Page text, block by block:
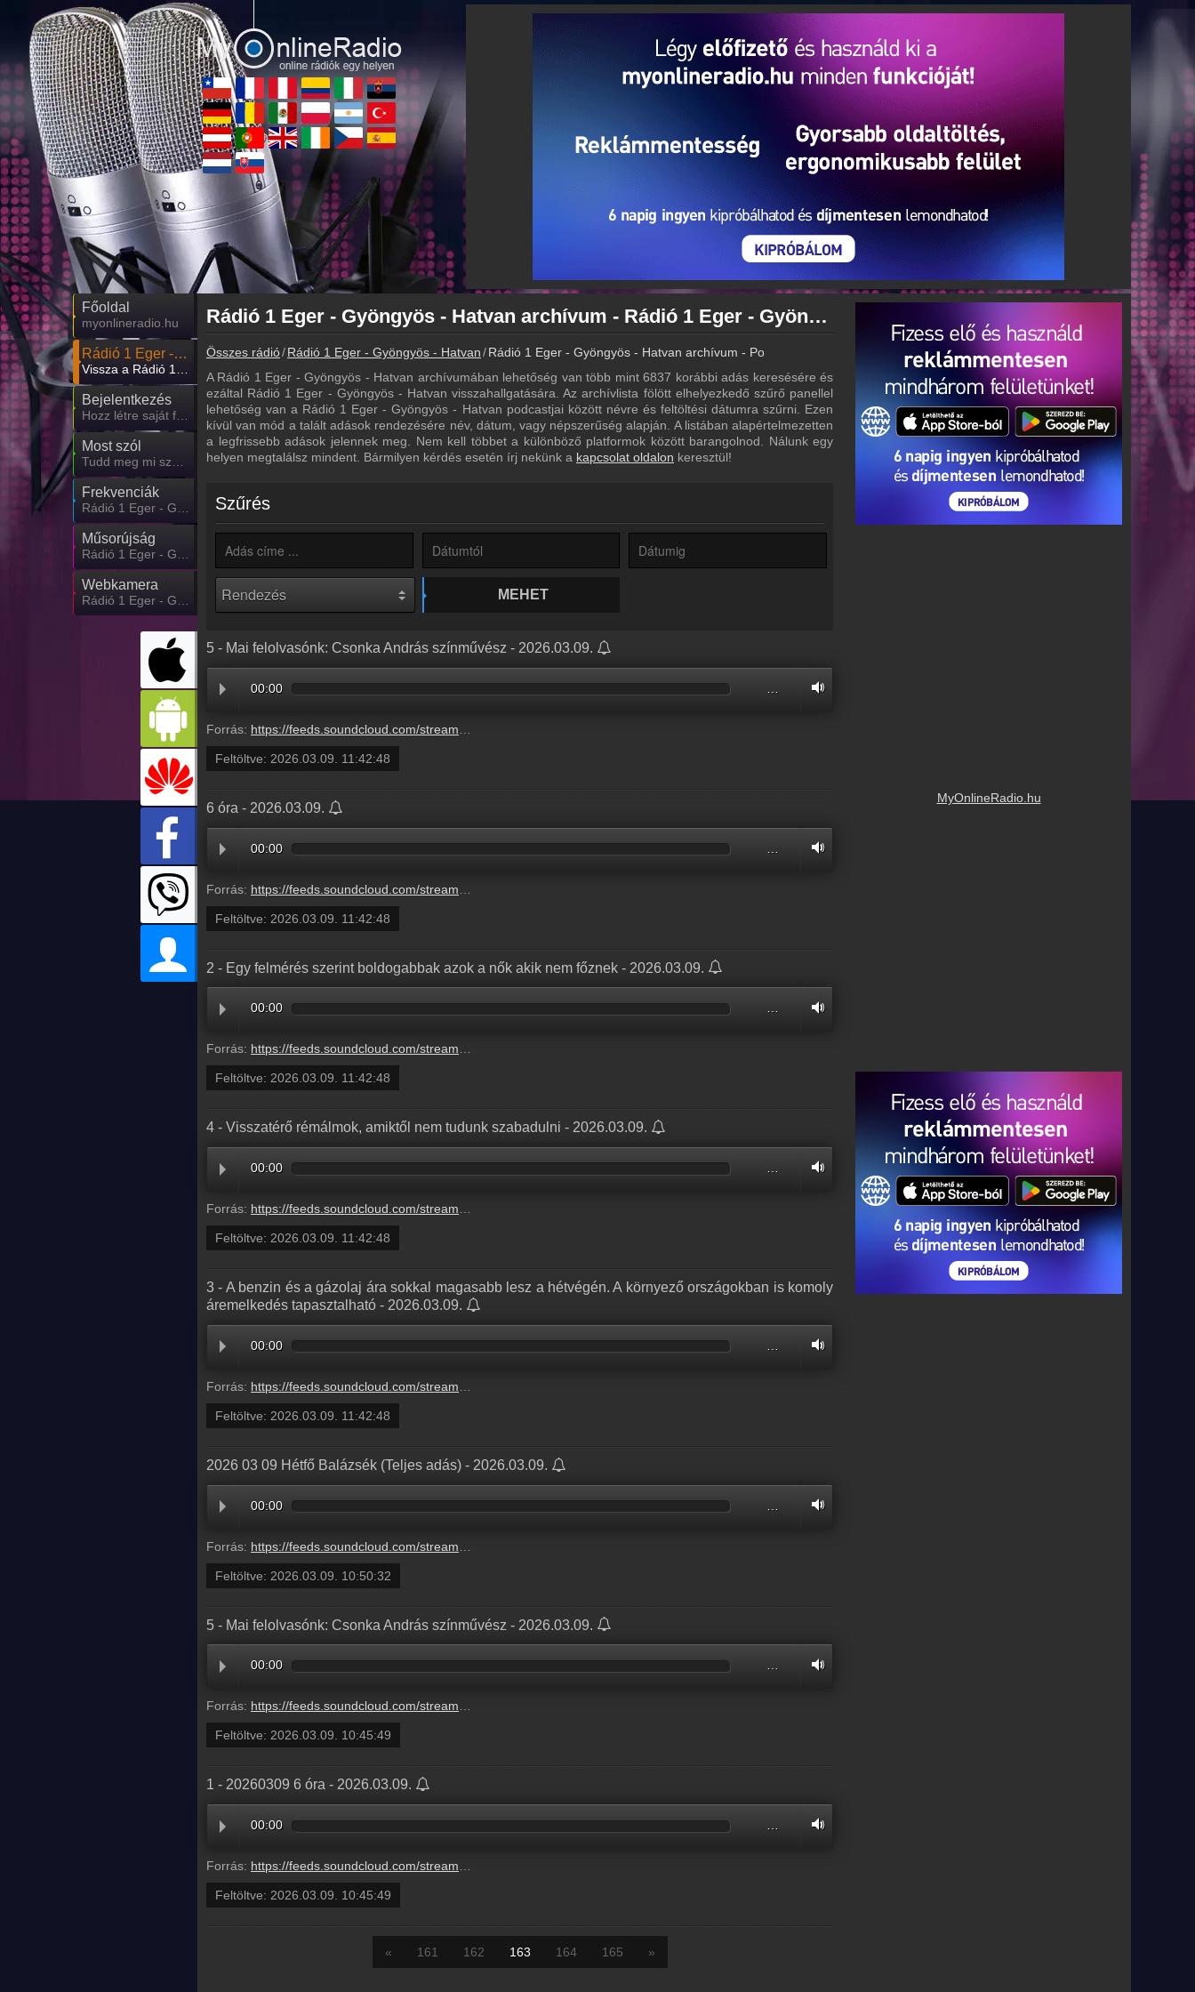
Főoldal
myonlineradio.hu
Rádió 1 Eger - Gyöngyös - Hatvan
Bejelentkezés
Most szól
Frekvenciák
Műsorújság
Webkamera
MyOnlineRadio.hu
Rádió 1 Eger - Gyöngyös - Hatvan archívum - Rádió 1 Eger - Gyöngyös - Hatvan podcasts - Rádió 1 Eger - Gyöngyös - Hatvan visszahallgatás
Összes rádió Rádió 1 Eger - Gyöngyös - Hatvan
Rádió 1 Eger - Gyöngyös - Hatvan archívum - Podcasts - Visszahallgatás
A Rádió 1 Eger - Gyöngyös - Hatvan archívumában lehetőség van több mint 6837 korábbi adás keresésére és
ezáltal Rádió 1 Eger - Gyöngyös - Hatvan visszahallgatására. Az archívlista fölött elhelyezkedő szűrő panellel
lehetőség van a Rádió 1 Eger - Gyöngyös - Hatvan podcastjai között névre és feltöltési dátumra szűrni. Ezen
kívül van mód a talált adások rendezésére név, dátum, vagy népszerűség alapján. A listában alapértelmezetten
a legfrissebb adások jelennek meg. Nem kell többet a különböző platformok között barangolnod. Nálunk egy
helyen megtalálsz mindent. Bármilyen kérdés esetén írj nekünk a kapcsolat oldalon keresztül!
Szűrés
MEHET
5 - Mai felolvasónk: Csonka András színművész - 2026.03.09.
00:00
Forrás: https://feeds.soundcloud.com/stream/2280138803-radio1hungary-5-mai-felolvasonk-csonka-andras-szinmuvesz-5.mp3
Feltöltve: 2026.03.09. 11:42:48
6 óra - 2026.03.09.
00:00
Forrás: https://feeds.soundcloud.com/stream/2280138800-radio1hungary-ea423b8b-68e6-465c-99ac-ef2a4f52cd44.mp3
Feltöltve: 2026.03.09. 11:42:48
2 - Egy felmérés szerint boldogabbak azok a nők akik nem főznek - 2026.03.09.
00:00 …
Forrás: https://feeds.soundcloud.com/stream/2280138797-radio1hungary-2-egy-felmeres-szerint-boldogabbak-azok-a-nok-akik-nem-foznek-2.mp3
Feltöltve: 2026.03.09. 11:42:48
4 - Visszatérő rémálmok, amiktől nem tudunk szabadulni - 2026.03.09.
00:00
Forrás: https://feeds.soundcloud.com/stream/2280138794-radio1hungary-4-visszatero-remalmok-amiktol-nem-tudunk-szabadulni-4.mp3
Feltöltve: 2026.03.09. 11:42:48
3 - A benzin és a gázolaj ára sokkal magasabb lesz a hétvégén. A környező országokban is komoly
áremelkedés tapasztalható - 2026.03.09.
00:00
Forrás: https://feeds.soundcloud.com/stream/2280138791-radio1hungary-3-a-benzin-es-a-gazolaj-ara-sokkal-magasabb-lesz-a-hetvegen-a-kornyezo-orszagokban-is-komoly-aremelkedes-tapasztalhato-3.mp3
Feltöltve: 2026.03.09. 11:42:48
2026 03 09 Hétfő Balázsék (Teljes adás) - 2026.03.09.
00:00
Forrás: https://feeds.soundcloud.com/stream/2280121412-balazsek-2026-03-09-h-tf-bal-zs-k.mp3
Feltöltve: 2026.03.09. 10:50:32
5 - Mai felolvasónk: Csonka András színművész - 2026.03.09.
00:00 …
Forrás: https://feeds.soundcloud.com/stream/2280120032-balazsek-5-mai-felolvasonk-csonka-andras-szinmuvesz-5.mp3
Feltöltve: 2026.03.09. 10:45:49
1 - 20260309 6 óra - 2026.03.09.
00:00
Forrás: https://feeds.soundcloud.com/stream/2280120029-balazsek-1-20260309-6-ora-1.mp3
Feltöltve: 2026.03.09. 10:45:49
« 161 162 163 164 165 »